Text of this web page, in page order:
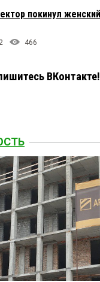
покинул
2 466
ВКонтакте!